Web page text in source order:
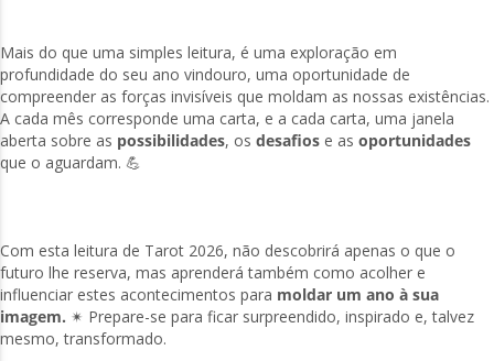
Mais do que uma simples leitura, é uma exploração em
profundidade do seu ano vindouro, uma oportunidade de
compreender as forças invisíveis que moldam as nossas existências.
A cada mês corresponde uma carta, e a cada carta, uma janela
aberta sobre as possibilidades, os desafios e as oportunidades
que o aguardam. 💪
Com esta leitura de Tarot 2026, não descobrirá apenas o que o
futuro lhe reserva, mas aprenderá também como acolher e
influenciar estes acontecimentos para moldar um ano à sua
imagem. ✴ Prepare-se para ficar surpreendido, inspirado e, talvez
mesmo, transformado.